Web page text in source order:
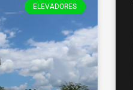
ELEVADORES